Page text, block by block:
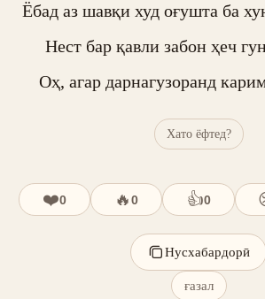
Ёбад аз шавқи худ оғушта ба
Нест бар қавли забон ҳеч
Оҳ, агар дарнагузоранд
Хато ёфтед?
❤️0 🔥0 👍0
Нусхабардорӣ
ғазал